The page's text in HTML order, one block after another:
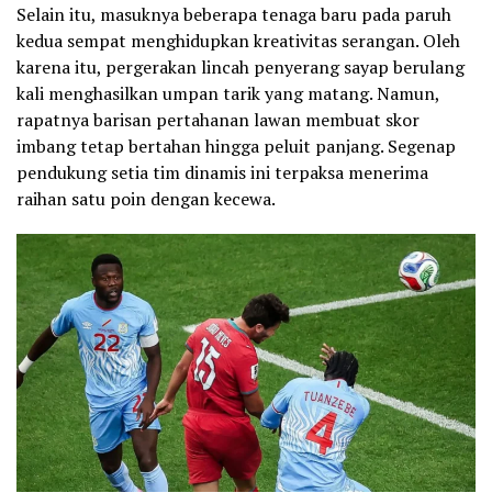
Selain itu, masuknya beberapa tenaga baru pada paruh
kedua sempat menghidupkan kreativitas serangan. Oleh
karena itu, pergerakan lincah penyerang sayap berulang
kali menghasilkan umpan tarik yang matang. Namun,
rapatnya barisan pertahanan lawan membuat skor
imbang tetap bertahan hingga peluit panjang. Segenap
pendukung setia tim dinamis ini terpaksa menerima
raihan satu poin dengan kecewa.